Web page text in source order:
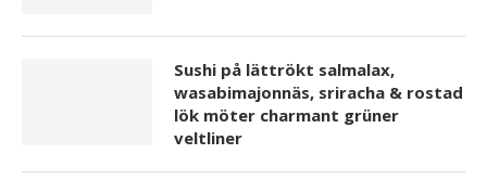
Sushi på lättrökt salmalax,
wasabimajonnäs, sriracha & rostad
lök möter charmant grüner
veltliner